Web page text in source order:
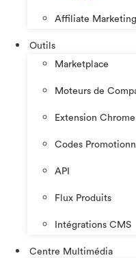
Affiliate
Outils
Marketplace
Moteurs de
Extension Chrome
Codes
API
Flux Produits
Intégrations CMS
Centre Multimédia